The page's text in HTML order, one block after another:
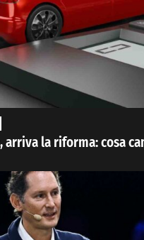
arriva la riforma: cosa